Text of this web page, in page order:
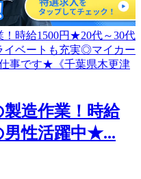
造作業！時給
男性活躍中★...